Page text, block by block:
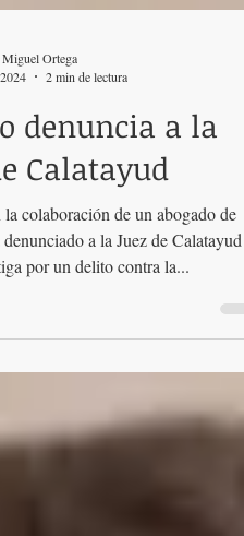
denuncia a la
Calatayud
la colaboración de un abogado de
a la Juez de Calatayud
por un delito contra la...